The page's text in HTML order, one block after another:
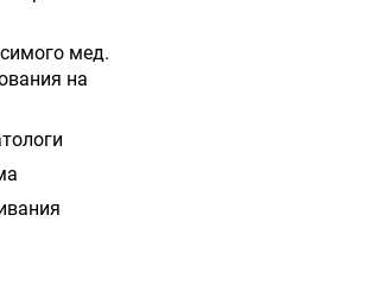
мед.
на